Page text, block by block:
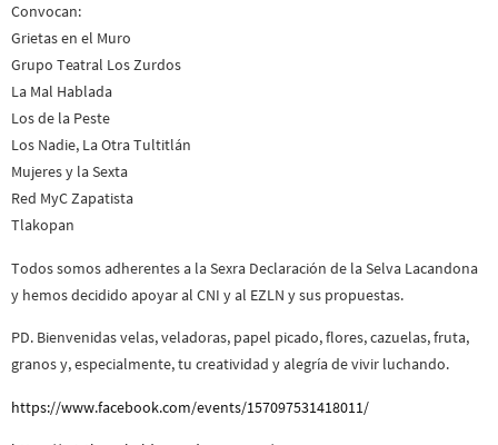
Convocan:
Grietas en el Muro
Grupo Teatral Los Zurdos
La Mal Hablada
Los de la Peste
Los Nadie, La Otra Tultitlán
Mujeres y la Sexta
Red MyC Zapatista
Tlakopan
Todos somos adherentes a la Sexra Declaración de la Selva Lacandona
y hemos decidido apoyar al CNI y al EZLN y sus propuestas.
PD. Bienvenidas velas, veladoras, papel picado, flores, cazuelas, fruta,
granos y, especialmente, tu creatividad y alegría de vivir luchando.
https://www.facebook.com/events/157097531418011/